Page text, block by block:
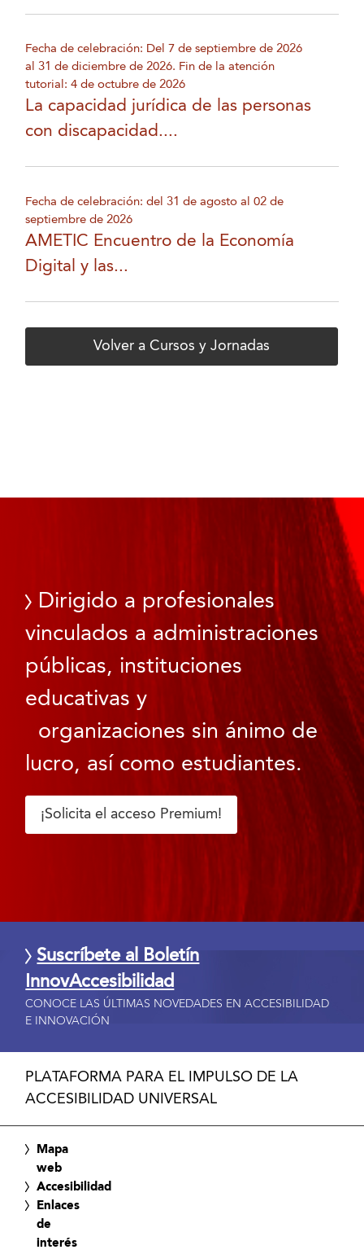
Fecha de celebración: Del 7 de septiembre de 2026
al 31 de diciembre de 2026. Fin de la atención
tutorial: 4 de octubre de 2026
La capacidad jurídica de las personas
con discapacidad....
Fecha de celebración: del 31 de agosto al 02 de
septiembre de 2026
AMETIC Encuentro de la Economía
Digital y las...
Volver a Cursos y Jornadas
Dirigido a profesionales
vinculados a administraciones
públicas, instituciones
educativas y
organizaciones sin ánimo de
lucro, así como estudiantes.
¡Solicita el acceso Premium!
Suscríbete al Boletín
InnovAccesibilidad
CONOCE LAS ÚLTIMAS NOVEDADES EN ACCESIBILIDAD
E INNOVACIÓN
PLATAFORMA PARA EL IMPULSO DE LA
ACCESIBILIDAD UNIVERSAL
Mapa
web
Accesibilidad
Enlaces
de
interés